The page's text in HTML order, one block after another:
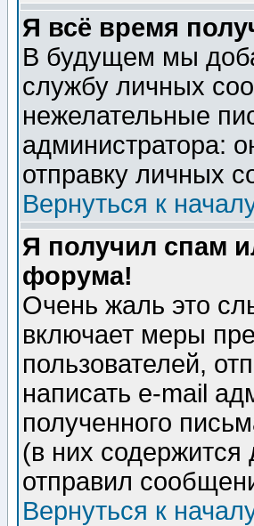
Я всё время
В будущем мы
службу личных
нежелательные
администратора:
отправку личных
Вернуться к
Я получил спам
форума!
Очень жаль это
включает меры
пользователей,
написать e-mail
полученного
(в них
отправил
Вернуться к